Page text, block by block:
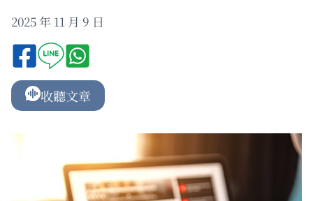
2025 年 11 月 9 日
收聽文章